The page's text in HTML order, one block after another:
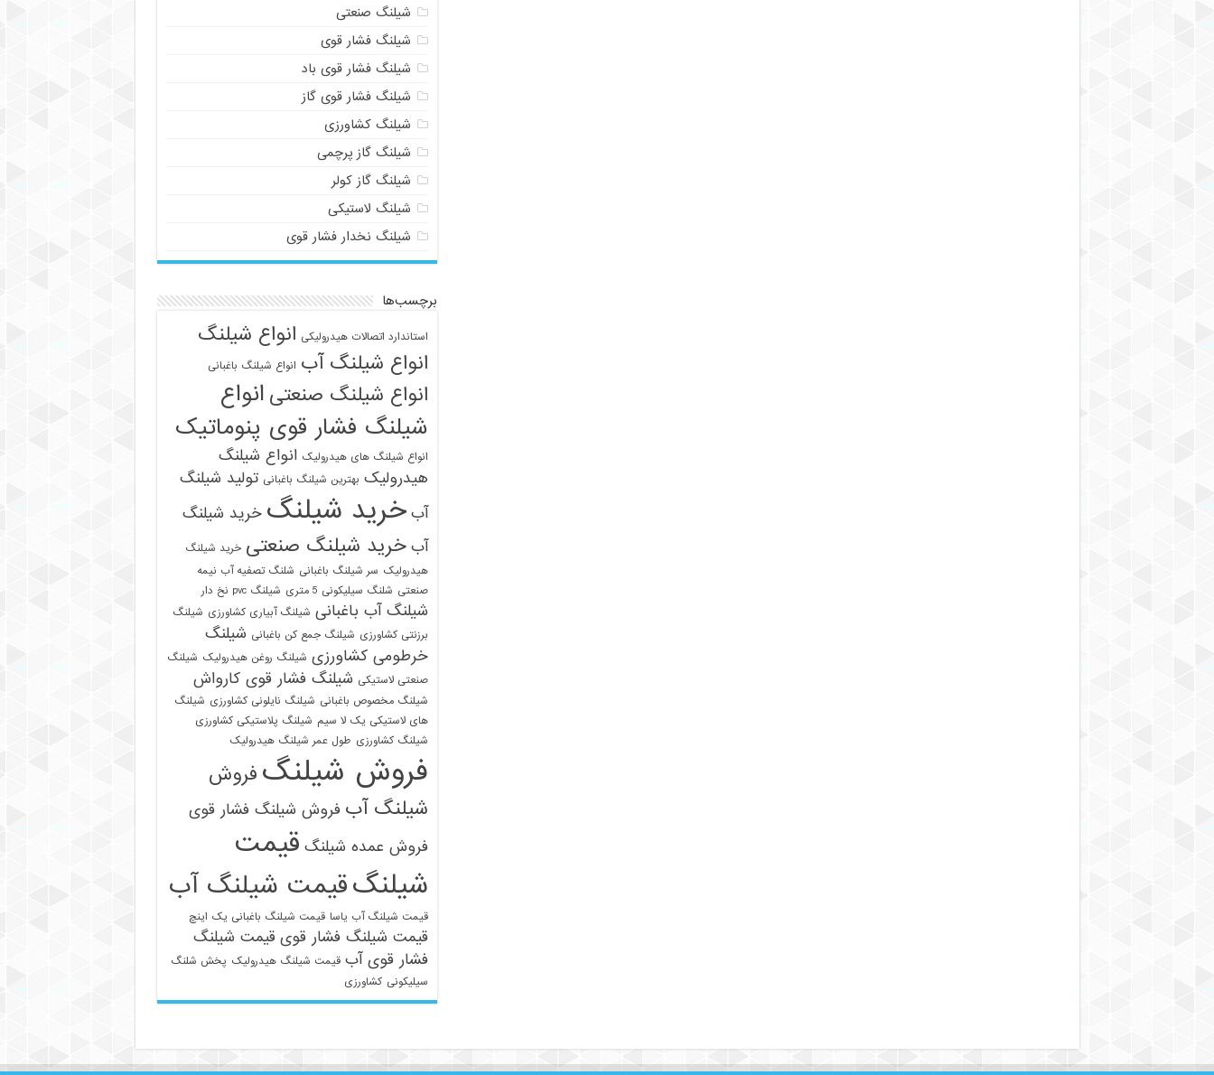
شیلنگ صنعتی
شیلنگ فشار قوی
شیلنگ فشار قوی باد
شیلنگ فشار قوی گاز
شیلنگ کشاورزی
شیلنگ گاز پرچمی
شیلنگ گاز کولر
شیلنگ لاستیکی
شیلنگ نخدار فشار قوی
برچسب‌ها
استاندارد اتصالات هیدرولیکی انواع شیلنگ
انواع شیلنگ آب انواع شیلنگ باغبانی
انواع شیلنگ صنعتی انواع
شیلنگ فشار قوی پنوماتیک
انواع شیلنگ های هیدرولیک انواع شیلنگ
هیدرولیک بهترین شیلنگ باغبانی تولید شیلنگ
آب خرید شیلنگ خرید شیلنگ
آب خرید شیلنگ صنعتی خرید شیلنگ
هیدرولیک سر شیلنگ باغبانی شلنگ تصفیه آب نیمه
صنعتی شلنگ سیلیکونی 5 متری شیلنگ pvc نخ دار
شیلنگ آب باغبانی شیلنگ آبیاری کشاورزی شیلنگ
برزنتی کشاورزی شیلنگ جمع کن باغبانی شیلنگ
خرطومی کشاورزی شیلنگ روغن هیدرولیک شیلنگ
صنعتی لاستیکی شیلنگ فشار قوی کارواش
شیلنگ مخصوص باغبانی شیلنگ نایلونی کشاورزی شیلنگ
های لاستیکی یک لا سیم شیلنگ پلاستیکی کشاورزی
شیلنگ کشاورزی طول عمر شیلنگ هیدرولیک
فروش شیلنگ فروش
شیلنگ آب فروش شیلنگ فشار قوی
فروش عمده شیلنگ قیمت
شیلنگقیمت شیلنگ آب
قیمت شیلنگ آب یاسا قیمت شیلنگ باغبانی یک اینچ
قیمت شیلنگ فشار قوی قیمت شیلنگ
فشار قوی آب قیمت شیلنگ هیدرولیک پخش شلنگ
سیلیکونی کشاورزی